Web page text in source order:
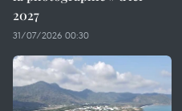
2027
31/07/2026 00:30